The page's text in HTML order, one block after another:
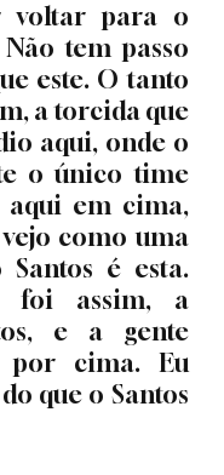
voltar para o
tem passo
este. O tanto
a torcida que
aqui, onde o
o único time
em cima,
como uma
é esta.
foi assim, a
e a gente
por cima. Eu
que o Santos